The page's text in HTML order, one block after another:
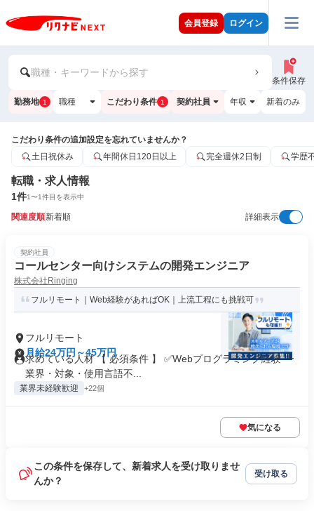
会員登録 ログイン
職種・キーワードから探す
条件保存
勤務地 1 職種 こだわり条件 1 契約社員 年収 新着のみ
こだわり条件の追加設定を忘れていませんか？
土日祝休み
年間休日120日以上 完全週休2日制 学歴
転職・求人情報
1件1〜1件目を表示中
関連度順新着順 詳細表示
契約社員
コールセンター向けシステムの開発エンジニア
株式会社Ringing
フルリモート｜Web経験があればOK｜上流工程にも挑戦可
フルリモート
月給24万円～45万円
求めている人材 【 必須条件 】 ✅Webプログラミング経験 ┗
業界・対象・使用言語不...
業界未経験歓迎 +22個
気になる
この条件を保存して、新着求人を受け取りませ
んか？
受け取る